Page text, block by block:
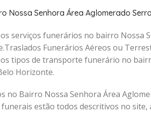
Nossa Senhora Área Aglomerado
serviços funerários no bairro Nossa
Funerários Aéreos ou
tipos de transporte funerário no
Horizonte.
no Bairro Nossa Senhora Área
estão todos descritivos no